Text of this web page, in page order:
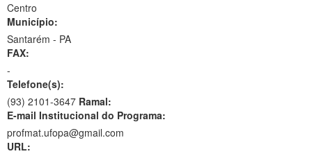
Centro
Município:
Santarém - PA
FAX:
-
Telefone(s):
(93) 2101-3647 Ramal:
E-mail Institucional do Programa:
profmat.ufopa@gmail.com
URL: